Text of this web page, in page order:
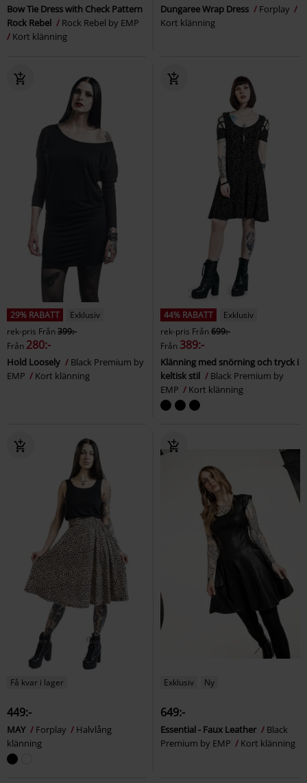
Bow Tie Dress with Check Pattern
Rock Rebel
Rock Rebel by EMP
Kort klänning
Dungaree Wrap Dress
Forplay
Kort klänning
29% RABATT
Exklusiv
rek-pris Från399:-
Från 280:-
Hold Loosely
Black Premium by
EMP
Kort klänning
44% RABATT
Exklusiv
rek-pris Från699:-
Från 389:-
Klänning med snörning och tryck i
keltisk stil
Black Premium by
EMP
Kort klänning
Få kvar i lager
449:-
MAY Forplay
Halvlång
klänning
Exklusiv Ny
649:-
Essential - Faux Leather
Black
Premium by EMP
Kort klänning